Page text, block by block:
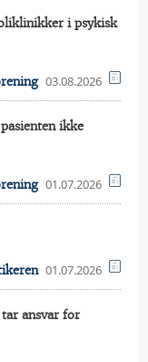
i psykisk
03.08.2026
ikke
01.07.2026
01.07.2026
tar ansvar for